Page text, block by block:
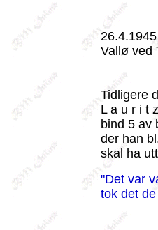
Vallø ved
Tidligere
L a u r i t
bind 5 av
der han
skal ha
"Det var
tok det